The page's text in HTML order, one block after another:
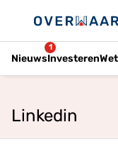
Nieuws
1
Investeren
Linkedin